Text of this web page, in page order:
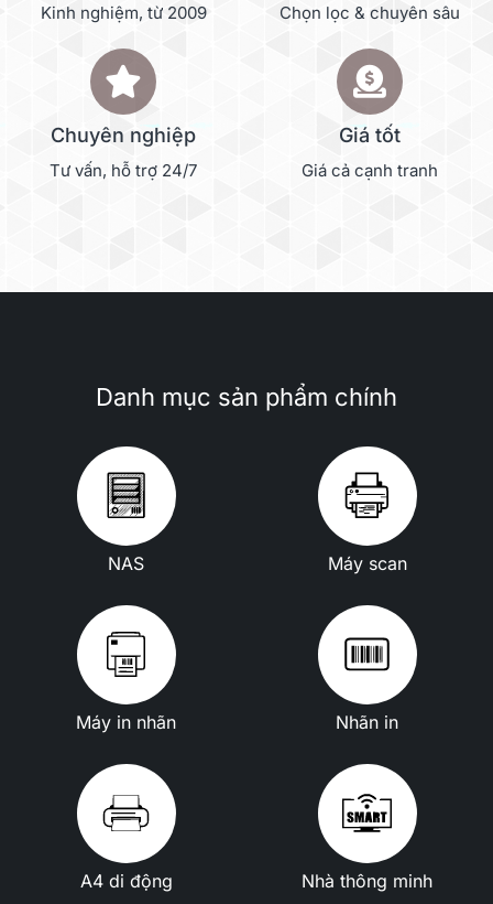
Kinh nghiệm, từ 2009 Chọn lọc & chuyên sâu
Chuyên nghiệp
Tư vấn, hỗ trợ 24/7
Giá tốt
Giá cả cạnh tranh
Danh mục sản phẩm chính
NAS Máy scan
Máy in nhãn Nhãn in
A4 di động Nhà thông minh